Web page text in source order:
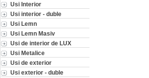
Usi Interior
Usi interior - duble
Usi Lemn
Usi Lemn Masiv
Usi de interior de LUX
Usi Metalice
Usi de exterior
Usi exterior - duble